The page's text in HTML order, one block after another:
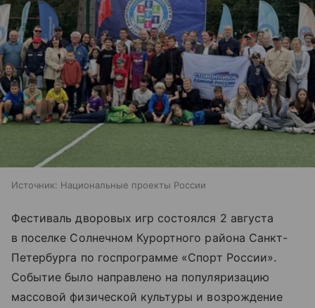
Источник: Национальные проекты России
Фестиваль дворовых игр состоялся 2 августа
в поселке Солнечном Курортного района Санкт-
Петербурга по госпрограмме «Спорт России».
Событие было направлено на популяризацию
массовой физической культуры и возрождение